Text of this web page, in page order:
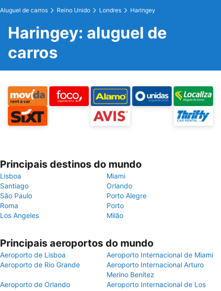
Aluguel de carros Reino Unido Londres Haringey
Haringey: aluguel de
carros
Principais destinos do mundo
Lisboa
Miami
Santiago
Orlando
São Paulo
Porto Alegre
Roma
Porto
Los Angeles
Milão
Principais aeroportos do mundo
Aeroporto de Lisboa
Aeroporto Internacional de Miami
Aeroporto de Rio Grande
Aeroporto Internacional Arturo
Merino Benítez
Aeroporto de Orlando
Aeroporto Internacional de Los